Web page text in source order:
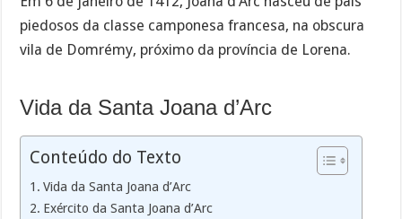
piedosos da classe camponesa francesa, na obscura
vila de Domrémy, próximo da província de Lorena.
Vida da Santa Joana d’Arc
Conteúdo do Texto
Vida da Santa Joana d’Arc
Exército da Santa Joana d’Arc